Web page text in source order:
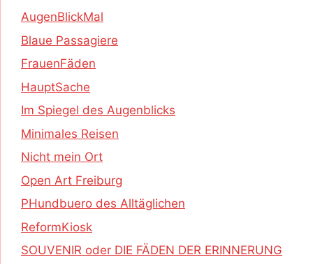
AugenBlickMal
Blaue Passagiere
FrauenFäden
HauptSache
Im Spiegel des Augenblicks
Minimales Reisen
Nicht mein Ort
Open Art Freiburg
PHundbuero des Alltäglichen
ReformKiosk
SOUVENIR oder DIE FÄDEN DER ERINNERUNG